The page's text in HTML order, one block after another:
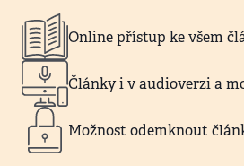
Online přístup ke všem
Články i v audioverzi a
Možnost odemknout